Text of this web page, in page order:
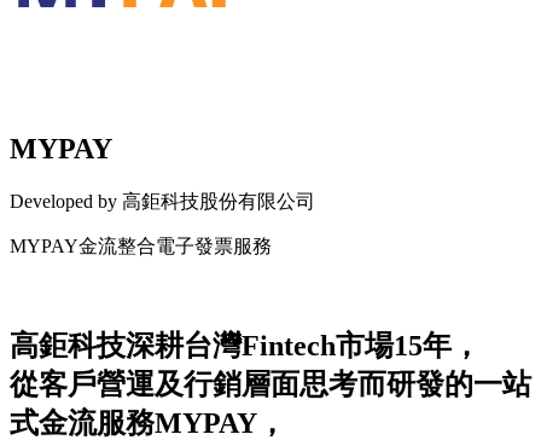
MYPAY
Developed by 高鉅科技股份有限公司
MYPAY金流整合電子發票服務
高鉅科技深耕台灣Fintech市場15年，
從客戶營運及行銷層面思考而研發的一站
式金流服務MYPAY，